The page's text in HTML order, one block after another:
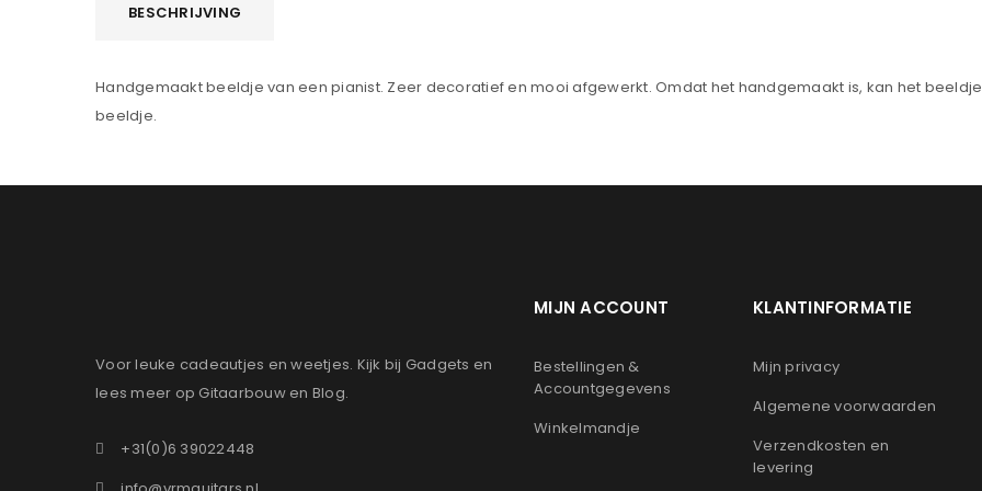
JE WACHTWOORD VERGETEN?
BESCHRIJVING
Handgemaakt beeldje van een pianist. Zeer decoratief en mooi afgewerkt. Omdat het handgemaakt is, kan het
beeldje.
Voor leuke cadeautjes en weetjes. Kijk bij Gadgets en
lees meer op Gitaarbouw en Blog.
+31(0)6 39022448
MIJN ACCOUNT
Bestellingen &
Accountgegevens
Winkelmandje
KLANTINFORMATIE
Mijn privacy
Algemene voorwaarden
Verzendkosten en
levering